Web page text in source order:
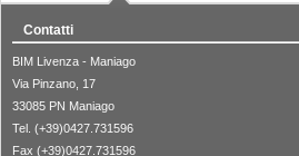
Contatti
BIM Livenza - Maniago
Via Pinzano, 17
33085 PN Maniago
Tel. (+39)0427.731596
Fax (+39)0427.731596